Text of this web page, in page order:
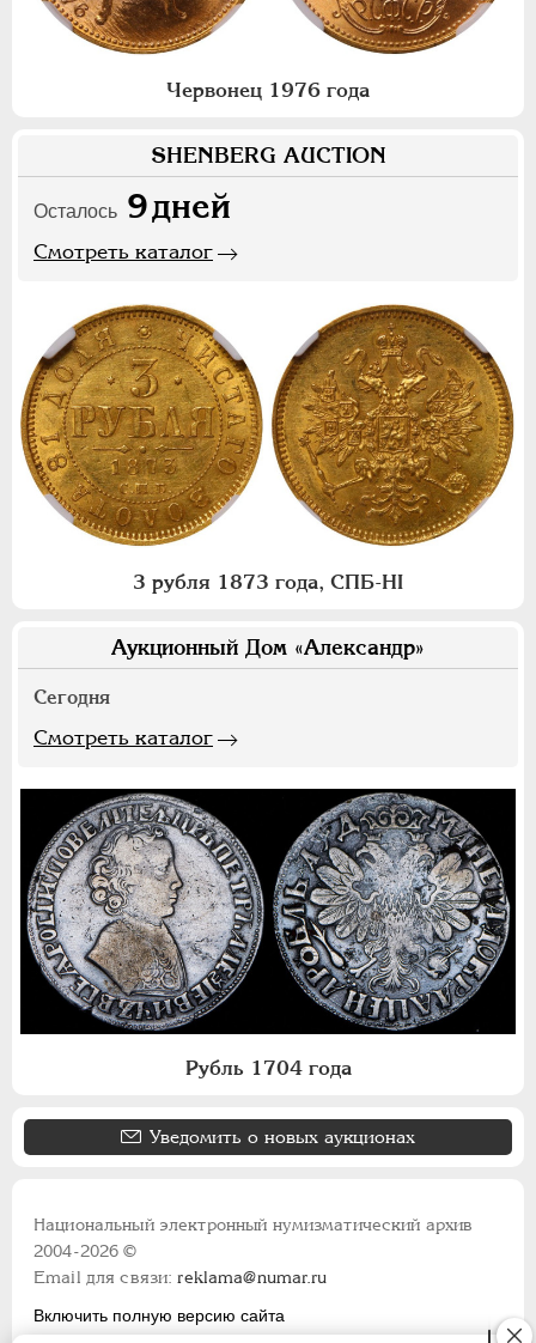
Червонец 1976 года
SHENBERG AUCTION
Осталось 9дней
Смотреть каталог
3 рубля 1873 года, СПБ-НI
Аукционный Дом «Александр»
Сегодня
Смотреть каталог
Рубль 1704 года
Уведомить о новых аукционах
Национальный электронный нумизматический архив
2004-2026 ©
Email для связи:reklama@numar.ru
Включить полную версию сайта